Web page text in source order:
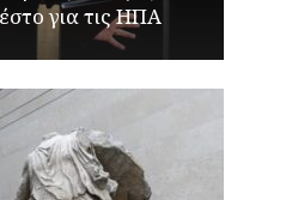
για τις ΗΠΑ